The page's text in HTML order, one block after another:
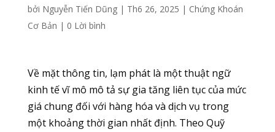
bởi Nguyễn Tiến Dũng| Th6 26, 2025 | Chứng Khoán
Cơ Bản | 0 Lời bình
Về mặt thông tin, lạm phát là một thuật ngữ
kinh tế vĩ mô mô tả sự gia tăng liên tục của mức
giá chung đối với hàng hóa và dịch vụ trong
một khoảng thời gian nhất định. Theo Quỹ